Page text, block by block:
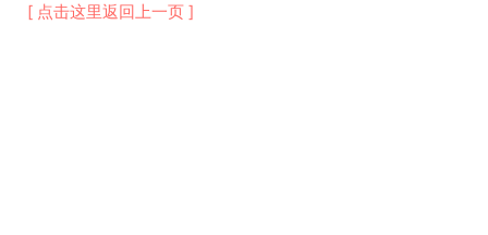
[ 点击这里返回上一页 ]